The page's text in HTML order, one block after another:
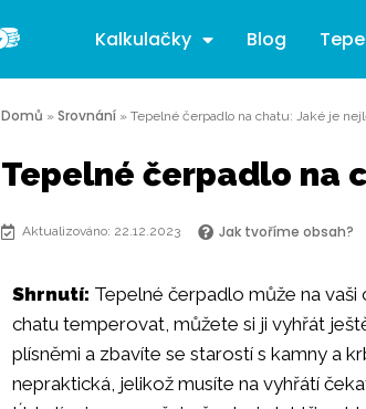
Kalkulačky Blog
Domů » Srovnání » Tepelné čerpadlo na chatu: Jaké je
Tepelné čerpadlo na
Aktualizováno: 22.12.2023 Jak tvoříme obsah?
Shrnutí: Tepelné čerpadlo může na
chatu temperovat, můžete si ji vyhřát
plísněmi a zbavíte se starostí s kamny a
nepraktická, jelikož musíte na vyhřátí